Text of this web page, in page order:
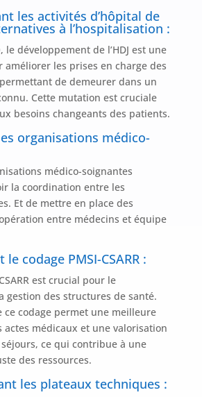
les activités d’hôpital de
à l’hospitalisation :
le développement de l’HDJ est une
les prises en charge des
de demeurer dans un
Cette mutation est cruciale
besoins changeants des patients.
organisations médico-
médico-soignantes
la coordination entre les
Et de mettre en place des
entre médecins et équipe
codage PMSI-CSARR :
est crucial pour le
gestion des structures de santé.
ce codage permet une meilleure
actes médicaux et une valorisation
ce qui contribue à une
des ressources.
les plateaux techniques :